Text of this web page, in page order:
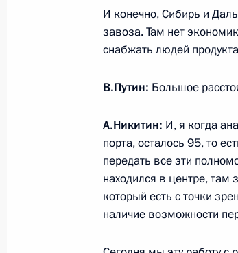
Встреча с
Никитиным
21 сентября 2023 года, 19:05
21 сентября 2023 года, 18:50
Посещение центра
21 сентября 2023 года, 17:10
И конечно, Сибирь и
завоза. Там нет
снабжать людей
В.Путин: Большое
А.Никитин: И, я когда
порта, осталось 95, то
передать все эти
находился в центре, там
который есть с точки
наличие возможности